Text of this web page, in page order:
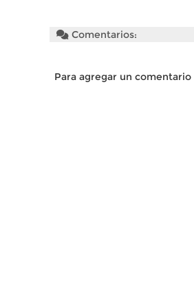
Comentarios:
Para agregar un comentario